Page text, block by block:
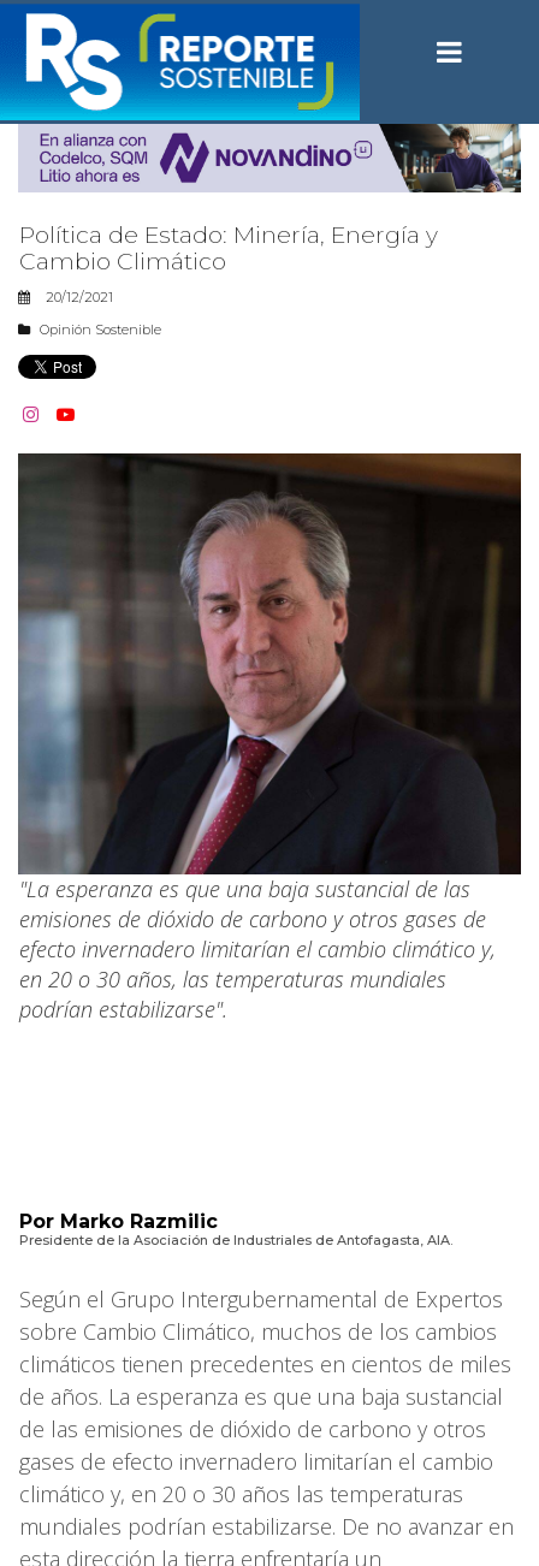
Política de Estado: Minería, Energía y
Cambio Climático
20/12/2021
Opinión Sostenible
 
"La esperanza es que una baja sustancial de las
emisiones de dióxido de carbono y otros gases de
efecto invernadero limitarían el cambio climático y,
en 20 o 30 años, las temperaturas mundiales
podrían estabilizarse".
Por Marko Razmilic
Presidente de la Asociación de Industriales de Antofagasta, AIA.
Según el Grupo Intergubernamental de Expertos
sobre Cambio Climático, muchos de los cambios
climáticos tienen precedentes en cientos de miles
de años. La esperanza es que una baja sustancial
de las emisiones de dióxido de carbono y otros
gases de efecto invernadero limitarían el cambio
climático y, en 20 o 30 años las temperaturas
mundiales podrían estabilizarse. De no avanzar en
esta dirección la tierra enfrentaría un